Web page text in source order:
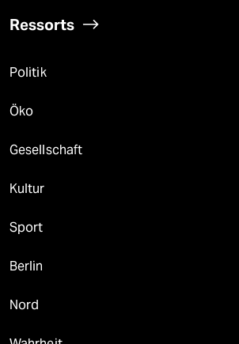
Ressorts
Politik
Öko
Gesellschaft
Kultur
Sport
Berlin
Nord